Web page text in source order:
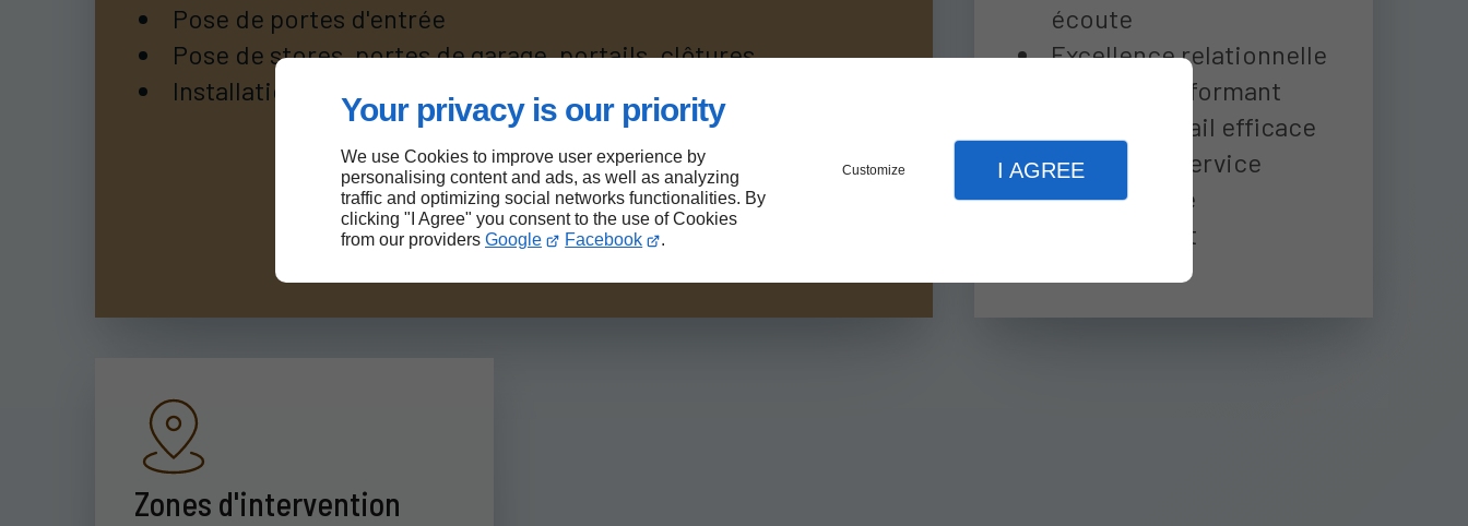
Your privacy is our priority
We use Cookies to improve user experience by
personalising content and ads, as well as analyzing
traffic and optimizing social networks functionalities. By
clicking "I Agree" you consent to the use of Cookies
from our providers Google Facebook .
Customize I AGREE
Pose de portes d'entrée
Pose de stores, portes de garage, portails, clôtures
Installation domotique
écoute
Excellence relationnelle
Matériel performant
pour un travail efficace
Culture du service
Solutions de
financement
Zones d'intervention